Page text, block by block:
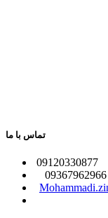
تماس با ما
​09120330877
09367962966